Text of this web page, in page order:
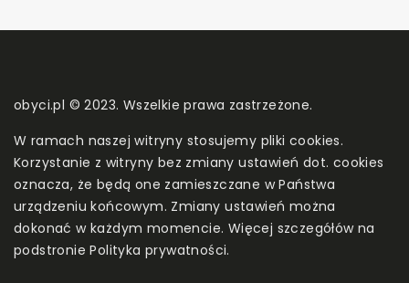
obyci.pl © 2023. Wszelkie prawa zastrzeżone.
W ramach naszej witryny stosujemy pliki cookies.
Korzystanie z witryny bez zmiany ustawień dot. cookies
oznacza, że będą one zamieszczane w Państwa
urządzeniu końcowym. Zmiany ustawień można
dokonać w każdym momencie. Więcej szczegółów na
podstroniePolityka prywatności.